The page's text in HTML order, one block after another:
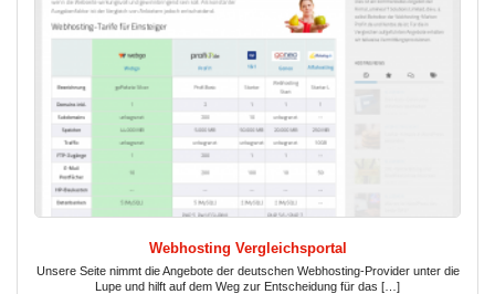
Webhosting Vergleichsportal
Unsere Seite nimmt die Angebote der deutschen Webhosting-Provider unter die
Lupe und hilft auf dem Weg zur Entscheidung für das […]